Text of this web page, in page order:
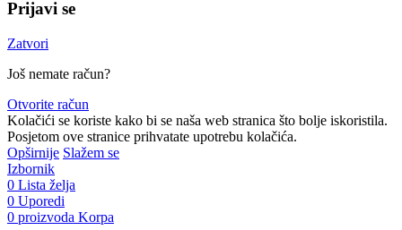
Prijavi se
Zatvori
Još nemate račun?
Otvorite račun
Kolačići se koriste kako bi se naša web stranica što bolje iskoristila.
Posjetom ove stranice prihvatate upotrebu kolačića.
Opširnije Slažem se
Izbornik
0 Lista želja
0 Uporedi
0 proizvoda Korpa